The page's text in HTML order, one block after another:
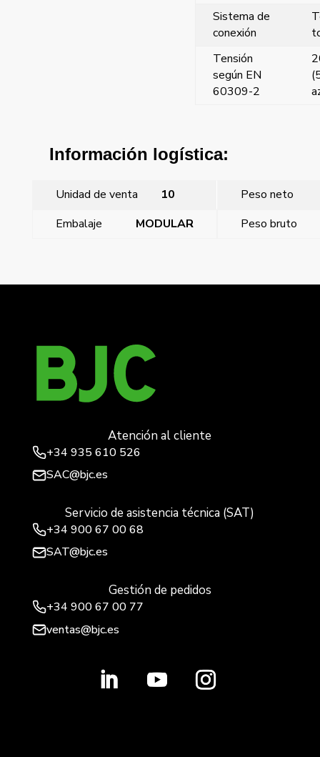
Sistema de
conexión
Tensión
según EN
60309-2
Información logística:
Unidad de venta 10
Peso neto
Embalaje
MODULAR Peso bruto
Atención al cliente
+34 935 610 526
SAC@bjc.es
Servicio de asistencia técnica (SAT)
+34 900 67 00 68
SAT@bjc.es
Gestión de pedidos
+34 900 67 00 77
ventas@bjc.es